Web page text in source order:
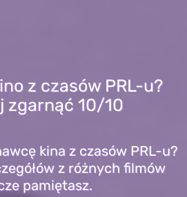
z czasów PRL-u?
zgarnąć 10/10
kina z czasów PRL-u?
z różnych filmów
pamiętasz.